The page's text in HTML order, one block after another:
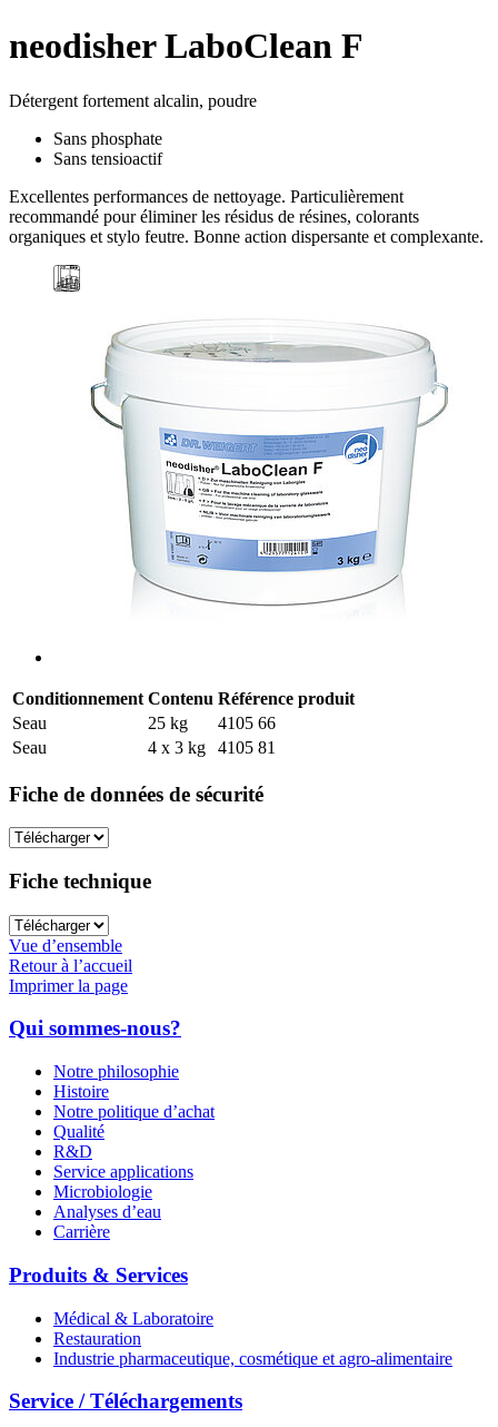
neodisher LaboClean F
Détergent fortement alcalin, poudre
Sans phosphate
Sans tensioactif
Excellentes performances de nettoyage. Particulièrement
recommandé pour éliminer les résidus de résines, colorants
organiques et stylo feutre. Bonne action dispersante et complexante.
Conditionnement Contenu Référence produit
Seau
25 kg
4105 66
Seau
4 x 3 kg 4105 81
Fiche de données de sécurité
Fiche technique
Vue d’ensemble
Retour à l’accueil
Imprimer la page
Qui sommes-nous?
Notre philosophie
Histoire
Notre politique d’achat
Qualité
R&D
Service applications
Microbiologie
Analyses d’eau
Carrière
Produits & Services
Médical & Laboratoire
Restauration
Industrie pharmaceutique, cosmétique et agro-alimentaire
Service / Téléchargements